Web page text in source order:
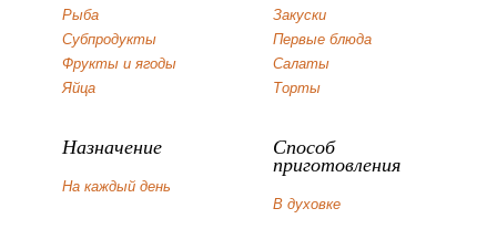
Рыба
Субпродукты
Фрукты и ягоды
Яйца
Закуски
Первые блюда
Салаты
Торты
Назначение
На каждый день
Способ
приготовления
В духовке